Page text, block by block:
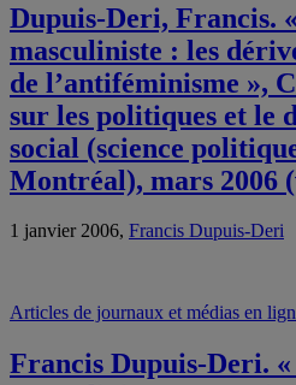
Dupuis-Deri, Francis.
masculiniste : les
de l’antiféminisme »,
sur les politiques et le
social (science
Montréal), mars 2006
1 janvier 2006, Francis Dupuis-Deri
Articles de journaux et médias en
Francis Dupuis-Deri. «